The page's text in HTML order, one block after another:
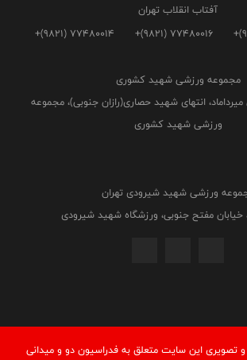
آفتاب انقلاب تهران
+(9821) 77480016
+(9821) 77480014
مجموعه ورزشی شهید کشوری
میرداماد، انتهای شهید حصاری(رازان جنوبی)، مجموعه
ورزشی شهید کشوری
ورزشی شهید شیرودی تهران
خیابان مفتح جنوبی، ورزشگاه شهید شیرودی
اين سايت متعلق به فدراسيون دو و میدانی